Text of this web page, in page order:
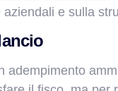
e sulla